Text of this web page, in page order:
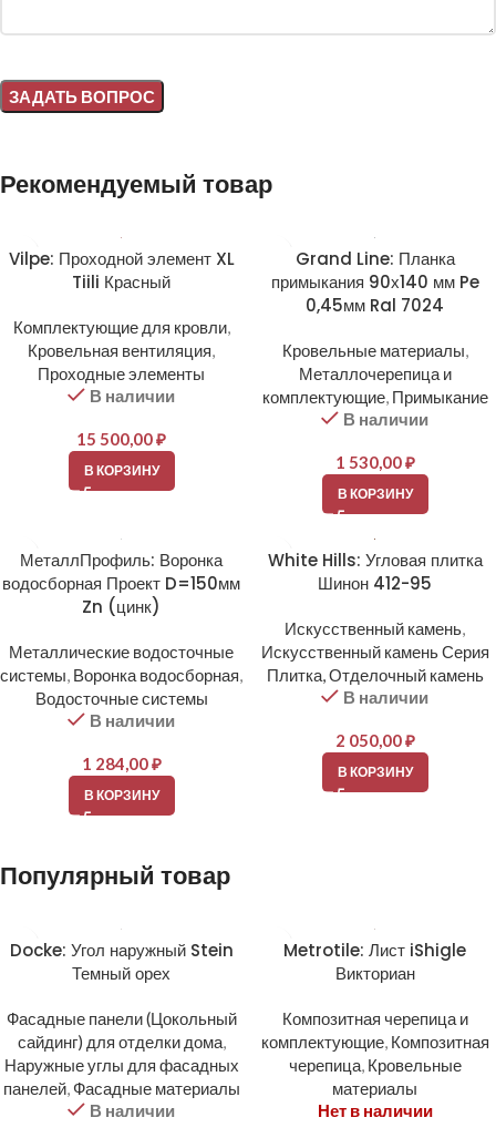
Рекомендуемый товар
Vilpe: Проходной элемент XL
Tiili Красный
Комплектующие для кровли,
Кровельная вентиляция,
Проходные элементы
В наличии
15 500,00₽
В КОРЗИНУ
Grand Line: Планка
примыкания 90х140 мм Pe
0,45мм Ral 7024
Кровельные материалы,
Металлочерепица и
комплектующие, Примыкание
В наличии
1 530,00₽
В КОРЗИНУ
МеталлПрофиль: Воронка
водосборная Проект D=150мм
Zn (цинк)
Металлические водосточные
системы, Воронка водосборная,
Водосточные системы
В наличии
1 284,00₽
В КОРЗИНУ
White Hills: Угловая плитка
Шинон 412-95
Искусственный камень,
Искусственный камень Серия
Плитка, Отделочный камень
В наличии
2 050,00₽
В КОРЗИНУ
Популярный товар
Docke: Угол наружный Stein
Темный орех
Фасадные панели (Цокольный
сайдинг) для отделки дома,
Наружные углы для фасадных
панелей, Фасадные материалы
В наличии
Metrotile: Лист iShigle
Викториан
Композитная черепица и
комплектующие, Композитная
черепица, Кровельные
материалы
Нет в наличии